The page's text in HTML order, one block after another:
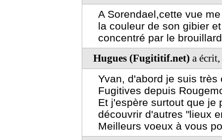
A Sorendael,cette vue
la couleur de son gibier
concentré par le
Hugues (Fugititif.net) a
Yvan, d'abord je suis
Fugitives depuis
Et j'espère surtout que je
découvrir d'autres "lieux
Meilleurs voeux à vous